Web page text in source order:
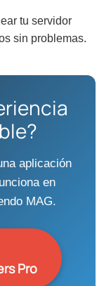
tu servidor
sin problemas.
aplicación
en
MAG.
Pro